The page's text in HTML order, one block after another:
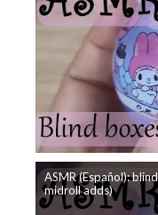
ASMR (Español):
midroll adds)